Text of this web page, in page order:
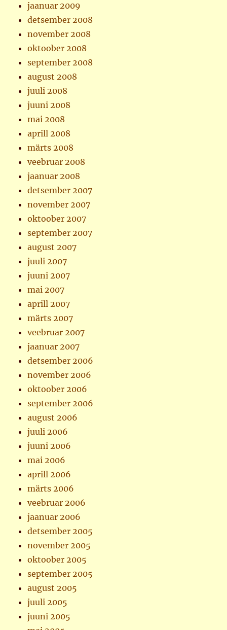
jaanuar 2009
detsember 2008
november 2008
oktoober 2008
september 2008
august 2008
juuli 2008
juuni 2008
mai 2008
aprill 2008
märts 2008
veebruar 2008
jaanuar 2008
detsember 2007
november 2007
oktoober 2007
september 2007
august 2007
juuli 2007
juuni 2007
mai 2007
aprill 2007
märts 2007
veebruar 2007
jaanuar 2007
detsember 2006
november 2006
oktoober 2006
september 2006
august 2006
juuli 2006
juuni 2006
mai 2006
aprill 2006
märts 2006
veebruar 2006
jaanuar 2006
detsember 2005
november 2005
oktoober 2005
september 2005
august 2005
juuli 2005
juuni 2005